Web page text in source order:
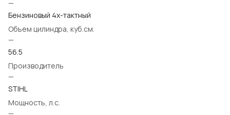
—
Бензиновый 4х-тактный
Объем цилиндра, куб.см.
—
56.5
Производитель
—
STIHL
Мощность, л.с.